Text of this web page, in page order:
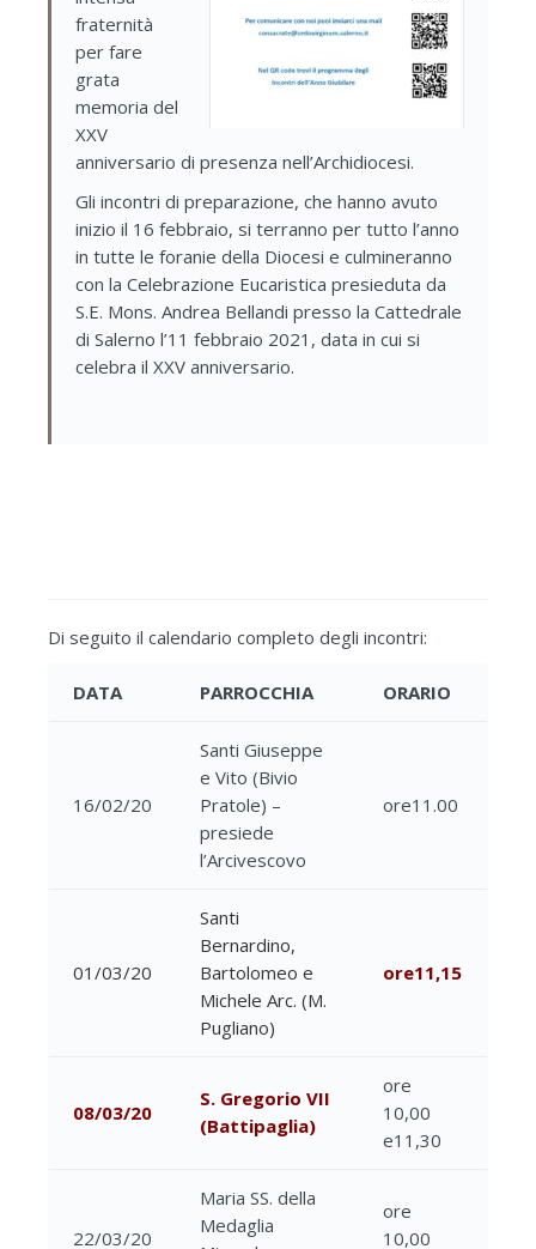
fraternità
per fare
grata
memoria del
XXV
anniversario di presenza nell’Archidiocesi.
Gli incontri di preparazione, che hanno avuto
inizio il 16 febbraio, si terranno per tutto l’anno
in tutte le foranie della Diocesi e culmineranno
con la Celebrazione Eucaristica presieduta da
S.E. Mons. Andrea Bellandi presso la Cattedrale
di Salerno l’11 febbraio 2021, data in cui si
celebra il XXV anniversario.
Di seguito il calendario completo degli incontri:
DATA PARROCCHIA ORARIO
16/02/20
Santi Giuseppe
e Vito (Bivio
Pratole) –
presiede
l’Arcivescovo
ore11.00
01/03/20
Santi
Bernardino,
Bartolomeo e
Michele Arc. (M.
Pugliano)
ore11,15
08/03/20
S. Gregorio VII
(Battipaglia)
ore
10,00
e11,30
22/03/20
Maria SS. della
Medaglia
ore
10,00